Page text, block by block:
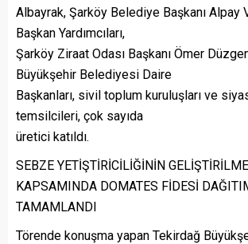
Albayrak, Şarköy Belediye Başkanı Alpay
Başkan Yardımcıları,
Şarköy Ziraat Odası Başkanı Ömer
Büyükşehir Belediyesi Daire
Başkanları, sivil toplum kuruluşları ve
temsilcileri, çok sayıda
üretici katıldı.
SEBZE YETİŞTİRİCİLİĞİNİN
KAPSAMINDA DOMATES FİDESİ
TAMAMLANDI
Törende konuşma yapan Tekirdağ